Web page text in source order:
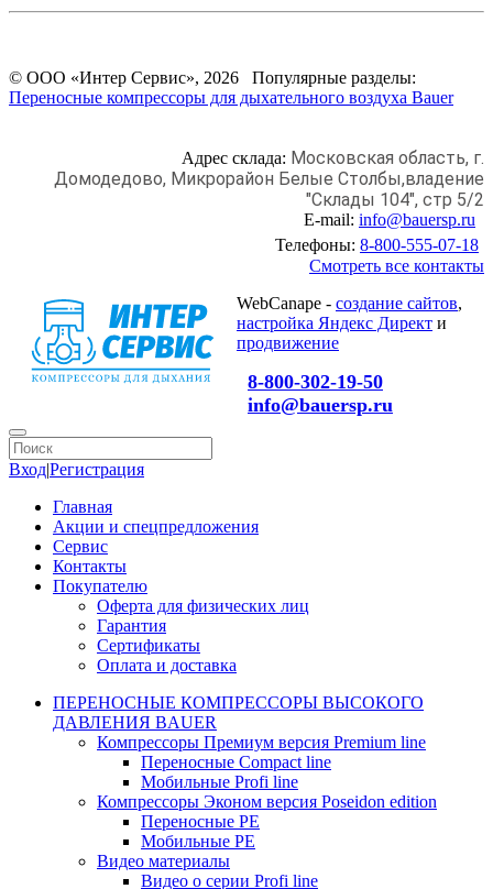
© ООО «Интер Сервис», 2026 Популярные разделы:
Переносные компрессоры для дыхательного воздуха Bauer
Адрес склада: Московская область, г.
Домодедово, Микрорайон Белые Столбы,владение
"Склады 104", стр 5/2
E-mail: info@bauersp.ru
Телефоны: 8-800-555-07-18
Смотреть все контакты
WebCanape - создание сайтов,
настройка Яндекс Директ и
продвижение
8-800-302-19-50
info@bauersp.ru
Вход|Регистрация
Главная
Акции и спецпредложения
Сервис
Контакты
Покупателю
Оферта для физических лиц
Гарантия
Сертификаты
Оплата и доставка
ПЕРЕНОСНЫЕ КОМПРЕССОРЫ ВЫСОКОГО
ДАВЛЕНИЯ BAUER
Компрессоры Премиум версия Premium line
Переносные Compact line
Мобильные Profi line
Компрессоры Эконом версия Poseidon edition
Переносные PE
Мобильные PE
Видео материалы
Видео о серии Profi line